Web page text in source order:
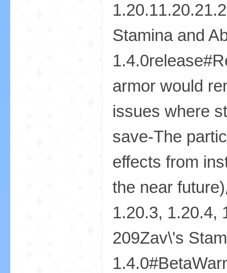
Stamina and
armor would
issues where
save-The
effects from
the near
1.20.3, 1.20.4,
209Zav\'s